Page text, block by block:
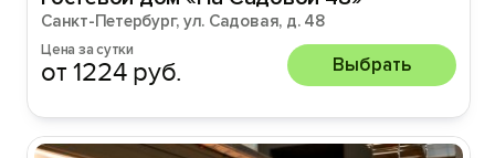
Санкт-Петербург, ул. Садовая, д. 48
Цена за сутки
от 1224 руб. Выбрать